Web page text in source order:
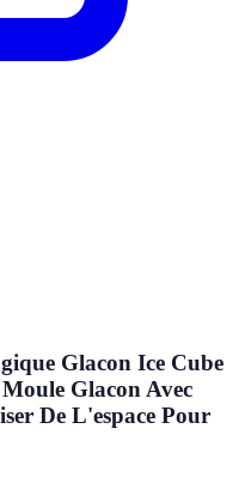
Glacon Ice Cube
Glacon Avec
De L'espace Pour